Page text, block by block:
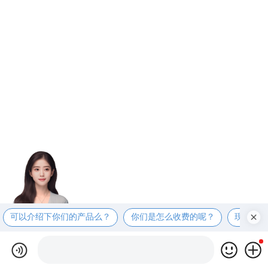
可以介绍下你们的产品么？ 你们是怎么收费的呢？ 现在有